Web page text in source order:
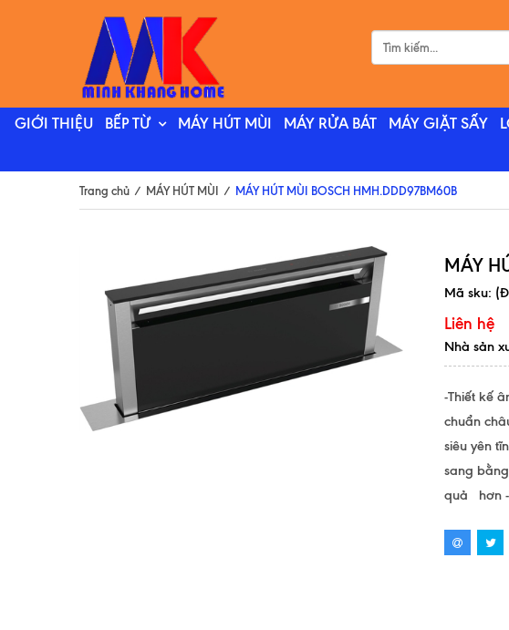
GIỚI THIỆU BẾP TỪ MÁY HÚT MÙI MÁY RỬA BÁT MÁY GIẶT SẤY
Trang chủ / MÁY HÚT MÙI / MÁY HÚT MÙI BOSCH HMH.DDD97BM60B
MÁY
Mã sku:
Liên hệ
Nhà sản
-Thiết kế
chuẩn
siêu yên
sang
quả hơn -